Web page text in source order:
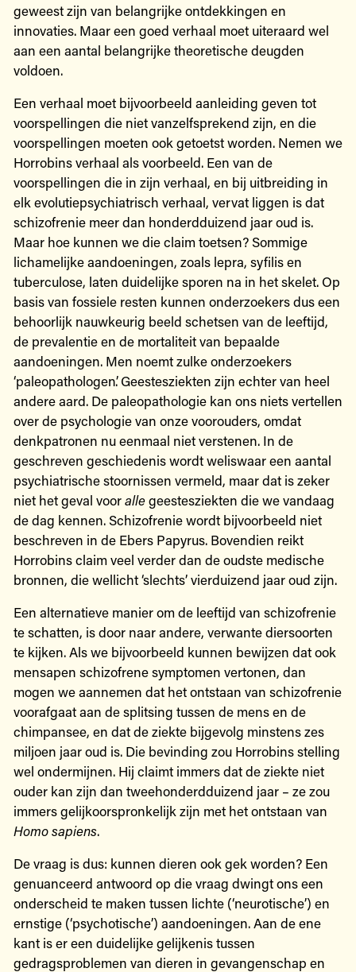
geweest zijn van belangrijke ontdekkingen en
innovaties. Maar een goed verhaal moet uiteraard wel
aan een aantal belangrijke theoretische deugden
voldoen.
Een verhaal moet bijvoorbeeld aanleiding geven tot
voorspellingen die niet vanzelfsprekend zijn, en die
voorspellingen moeten ook getoetst worden. Nemen we
Horrobins verhaal als voorbeeld. Een van de
voorspellingen die in zijn verhaal, en bij uitbreiding in
elk evolutiepsychiatrisch verhaal, vervat liggen is dat
schizofrenie meer dan honderdduizend jaar oud is.
Maar hoe kunnen we die claim toetsen? Sommige
lichamelijke aandoeningen, zoals lepra, syfilis en
tuberculose, laten duidelijke sporen na in het skelet. Op
basis van fossiele resten kunnen onderzoekers dus een
behoorlijk nauwkeurig beeld schetsen van de leeftijd,
de prevalentie en de mortaliteit van bepaalde
aandoeningen. Men noemt zulke onderzoekers
‘paleopathologen’. Geestesziekten zijn echter van heel
andere aard. De paleopathologie kan ons niets vertellen
over de psychologie van onze voorouders, omdat
denkpatronen nu eenmaal niet verstenen. In de
geschreven geschiedenis wordt weliswaar een aantal
psychiatrische stoornissen vermeld, maar dat is zeker
niet het geval voorallegeestesziekten die we vandaag
de dag kennen. Schizofrenie wordt bijvoorbeeld niet
beschreven in de Ebers Papyrus. Bovendien reikt
Horrobins claim veel verder dan de oudste medische
bronnen, die wellicht ‘slechts’ vierduizend jaar oud zijn.
Een alternatieve manier om de leeftijd van schizofrenie
te schatten, is door naar andere, verwante diersoorten
te kijken. Als we bijvoorbeeld kunnen bewijzen dat ook
mensapen schizofrene symptomen vertonen, dan
mogen we aannemen dat het ontstaan van schizofrenie
voorafgaat aan de splitsing tussen de mens en de
chimpansee, en dat de ziekte bijgevolg minstens zes
miljoen jaar oud is. Die bevinding zou Horrobins stelling
wel ondermijnen. Hij claimt immers dat de ziekte niet
ouder kan zijn dan tweehonderdduizend jaar – ze zou
immers gelijkoorspronkelijk zijn met het ontstaan van
Homo sapiens.
De vraag is dus: kunnen dieren ook gek worden? Een
genuanceerd antwoord op die vraag dwingt ons een
onderscheid te maken tussen lichte (‘neurotische’) en
ernstige (‘psychotische’) aandoeningen. Aan de ene
kant is er een duidelijke gelijkenis tussen
gedragsproblemen van dieren in gevangenschap en